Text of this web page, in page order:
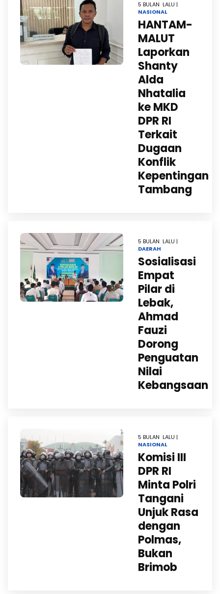
5 BULAN LALU |
NASIONAL
HANTAM-
MALUT
Laporkan
Shanty
Alda
Nhatalia
ke MKD
DPR RI
Terkait
Dugaan
Konflik
Kepentingan
Tambang
5 BULAN LALU |
DAERAH
Sosialisasi
Empat
Pilar di
Lebak,
Ahmad
Fauzi
Dorong
Penguatan
Nilai
Kebangsaan
5 BULAN LALU |
NASIONAL
Komisi III
DPR RI
Minta Polri
Tangani
Unjuk Rasa
dengan
Polmas,
Bukan
Brimob